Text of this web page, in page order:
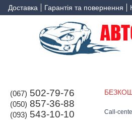
Доставка Гарантія та повернення
(067) 502-79-76
(050) 857-36-88
(093) 543-10-10 Call-